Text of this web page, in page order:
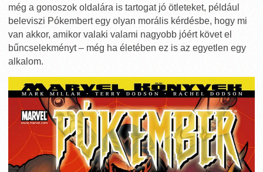
még a gonoszok oldalára is tartogat jó ötleteket, például
beleviszi Pókembert egy olyan morális kérdésbe, hogy mi
van akkor, amikor valaki valami nagyobb jóért követ el
bűncselekményt – még ha életében ez is az egyetlen egy
alkalom.